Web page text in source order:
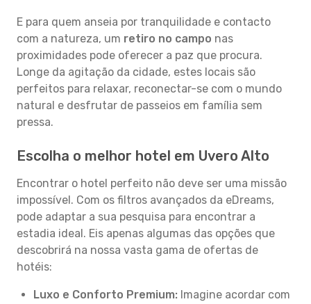
E para quem anseia por tranquilidade e contacto
com a natureza, um retiro no campo nas
proximidades pode oferecer a paz que procura.
Longe da agitação da cidade, estes locais são
perfeitos para relaxar, reconectar-se com o mundo
natural e desfrutar de passeios em família sem
pressa.
Escolha o melhor hotel em Uvero Alto
Encontrar o hotel perfeito não deve ser uma missão
impossível. Com os filtros avançados da eDreams,
pode adaptar a sua pesquisa para encontrar a
estadia ideal. Eis apenas algumas das opções que
descobrirá na nossa vasta gama de ofertas de
hotéis:
Luxo e Conforto Premium: Imagine acordar com